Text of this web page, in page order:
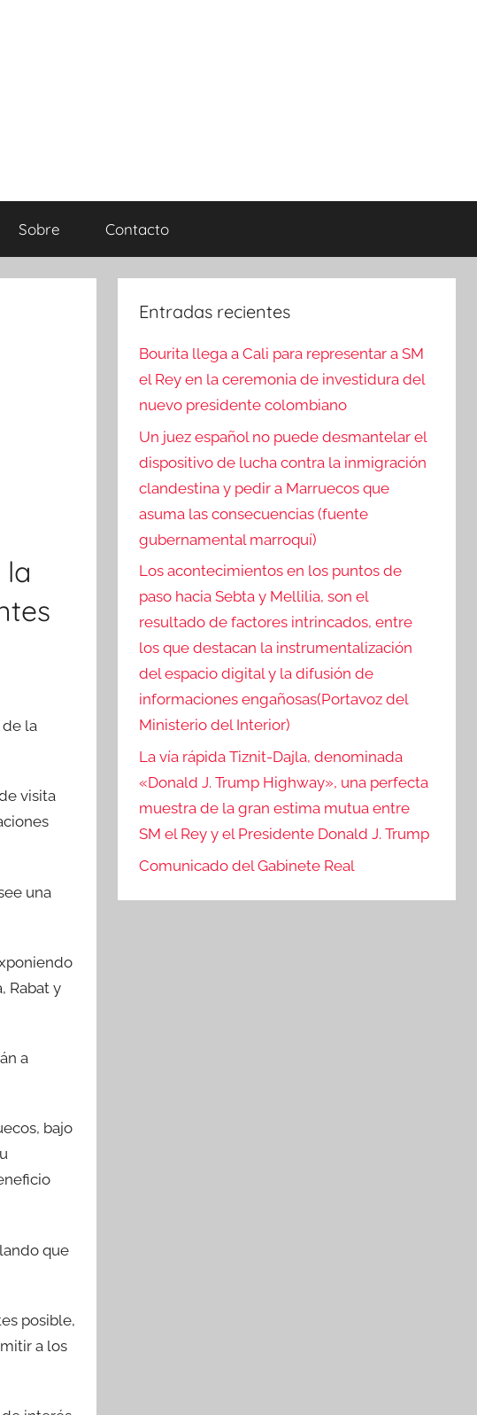
Sobre Contacto
de la
visita
una
Rabat y
a
bajo
que
posible,
a los
Entradas recientes
Bourita llega a Cali para representar a SM
el Rey en la ceremonia de investidura del
nuevo presidente colombiano
Un juez español no puede desmantelar el
dispositivo de lucha contra la inmigración
clandestina y pedir a Marruecos que
asuma las consecuencias (fuente
gubernamental marroquí)
Los acontecimientos en los puntos de
paso hacia Sebta y Mellilia, son el
resultado de factores intrincados, entre
los que destacan la instrumentalización
del espacio digital y la difusión de
informaciones engañosas(Portavoz del
Ministerio del Interior)
La vía rápida Tiznit-Dajla, denominada
«Donald J. Trump Highway», una perfecta
muestra de la gran estima mutua entre
SM el Rey y el Presidente Donald J. Trump
Comunicado del Gabinete Real